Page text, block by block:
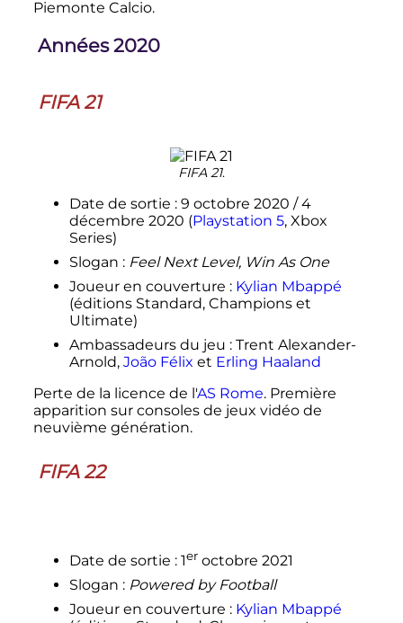
Piemonte Calcio.
Années 2020
FIFA 21
FIFA 21.
Date de sortie : 9 octobre 2020 / 4
décembre 2020 (Playstation 5, Xbox
Series)
Slogan : Feel Next Level, Win As One
Joueur en couverture : Kylian Mbappé
(éditions Standard, Champions et
Ultimate)
Ambassadeurs du jeu : Trent Alexander-
Arnold, João Félix et Erling Haaland
Perte de la licence de l'AS Rome. Première
apparition sur consoles de jeux vidéo de
neuvième génération.
FIFA 22
Date de sortie : 1er octobre 2021
Slogan : Powered by Football
Joueur en couverture : Kylian Mbappé